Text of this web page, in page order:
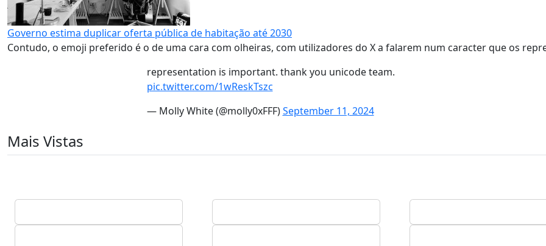
Governo estima duplicar oferta pública de habitação até 2030
Contudo, o emoji preferido é o de uma cara com olheiras, com utilizadores do X a falarem num caracter que os
representation is important. thank you unicode team.
pic.twitter.com/1wReskTszc
— Molly White (@molly0xFFF)September 11, 2024
Mais Vistas